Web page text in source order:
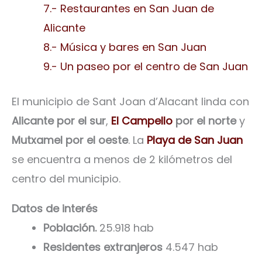
7.- Restaurantes en San Juan de
Alicante
8.- Música y bares en San Juan
9.- Un paseo por el centro de San Juan
El municipio de Sant Joan d’Alacant linda con
Alicante por el sur, El Campello por el nortey
Mutxamel por el oeste. La Playa de San Juan
se encuentra a menos de 2 kilómetros del
centro del municipio.
Datos de interés
Población. 25.918 hab
Residentes extranjeros 4.547 hab